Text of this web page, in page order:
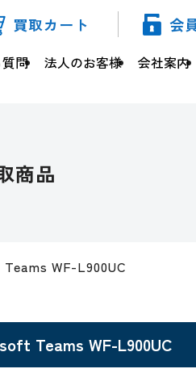
買取カート 会
問 法人のお客様 会社案内
商品
WF-L900UC
Teams WF-L900UC